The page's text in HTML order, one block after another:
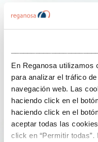
En Reganosa utilizamos
para analizar el tráfico
navegación web. Las
haciendo click en el
haciendo click en el
aceptar todas las
click en “Permitir
Comunicación
Social